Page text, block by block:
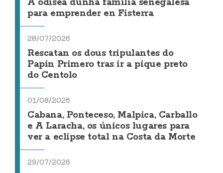
A odisea dunha familia senegalesa
para emprender en Fisterra
28/07/2026
Rescatan os dous tripulantes do
Papin Primero tras ir a pique preto
do Centolo
01/08/2026
Cabana, Ponteceso, Malpica, Carballo
e A Laracha, os únicos lugares para
ver a eclipse total na Costa da Morte
29/07/2026